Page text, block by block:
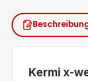
Kermi x-